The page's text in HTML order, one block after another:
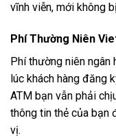
vĩnh viễn, mới không
Phí Thường Niên
Phí thường niên
lúc khách hàng đăng
ATM bạn vẫn phải
thông tin thẻ của bạn
vị.